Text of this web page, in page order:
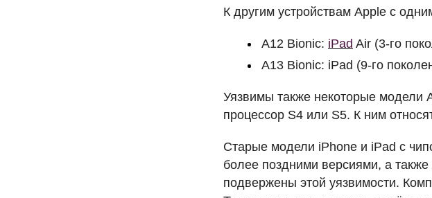
К другим устройствам Apple с
A12 Bionic: iPad Air (3-го
A13 Bionic: iPad (9-го
Уязвимы также некоторые модели
процессор S4 или S5. К ним
Старые модели iPhone и iPad с
более поздними версиями, а
подвержены этой уязвимости.